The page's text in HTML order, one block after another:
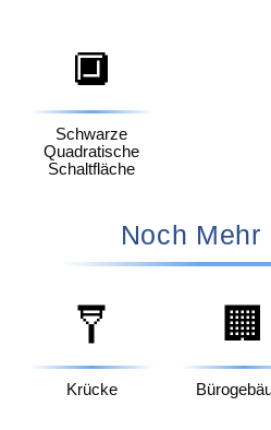
🔲
Schwarze
Quadratische
Schaltfläche
Noch Mehr
🩼
Krücke
🏢